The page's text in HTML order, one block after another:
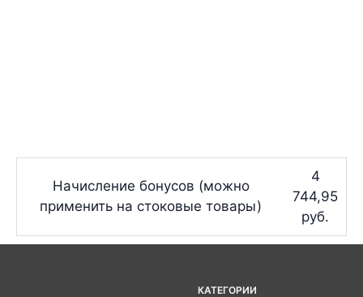
Начисление бонусов (можно
применить на стоковые товары)
4
744,95
руб.
КАТЕГОРИИ